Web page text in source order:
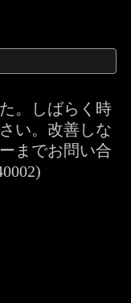
。しばらく時
い。改善しな
までお問い合